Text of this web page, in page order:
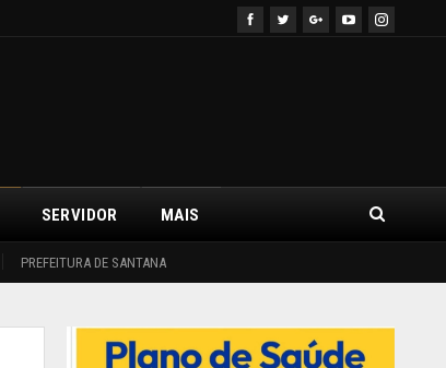
PREFEITURA DE SANTANA
SERVIDOR MAIS